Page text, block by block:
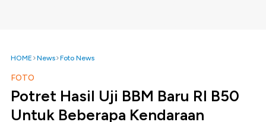
HOME News Foto News
FOTO
Potret Hasil Uji BBM Baru RI B50
Untuk Beberapa Kendaraan